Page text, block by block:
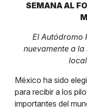
SEMANA AL
El Autódromo
nuevamente a la
México ha sido
para recibir a los
importantes del